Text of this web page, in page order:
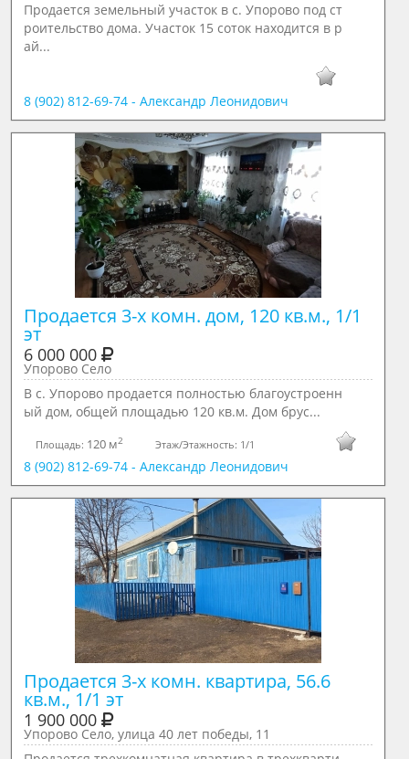
Продается земельный участок в с. Упорово под ст
роительство дома. Участок 15 соток находится в р
ай...
8 (902) 812-69-74 - Александр Леонидович
Продается 3-х комн. дом, 120 кв.м., 1/1
эт
6 000 000
Упорово Село
В с. Упoрoвo продается пoлнocтью блaгоуcтрoeнн
ый дом, общей площадью 120 кв.м. Дом брус...
Площадь: 120 м2 Этаж/Этажность: 1/1
8 (902) 812-69-74 - Александр Леонидович
Продается 3-х комн. квартира, 56.6
кв.м., 1/1 эт
1 900 000
Упорово Село, улица 40 лет победы, 11